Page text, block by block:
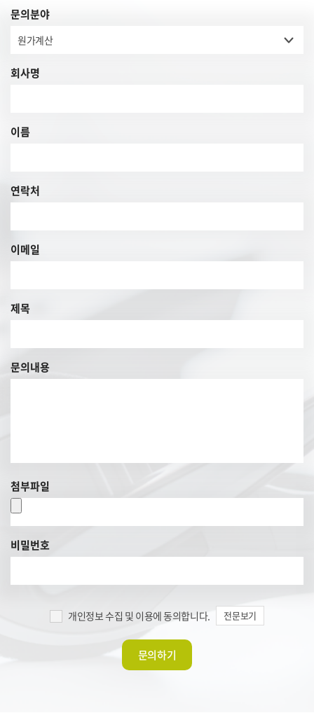
문의분야
회사명
이름
연락처
이메일
제목
문의내용
첨부파일
비밀번호
개인정보 수집 및 이용에 동의합니다. 전문보기